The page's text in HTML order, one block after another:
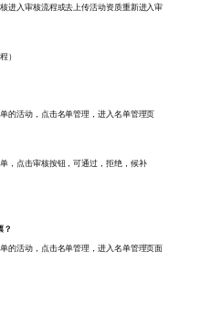
进入审核流程或去上传活动资质重新进入审
）
的活动，点击名单管理，进入名单管理页
，点击审核按钮，可通过，拒绝，候补
？
的活动，点击名单管理，进入名单管理页面